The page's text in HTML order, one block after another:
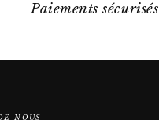
Paiements sécurisés
NOUS